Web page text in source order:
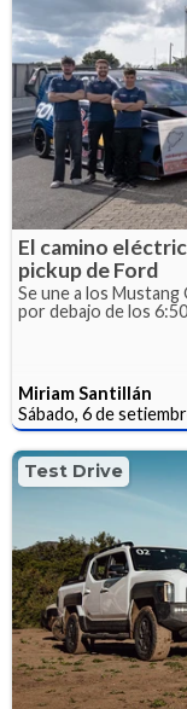
El camino
pickup de Ford
Se une a los
por debajo de los
Miriam Santillán
Sábado, 6 de
Test Drive